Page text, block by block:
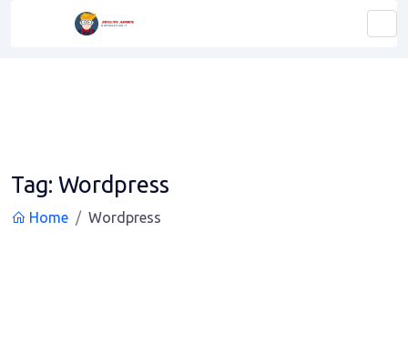
Tag: Wordpress
Home Wordpress